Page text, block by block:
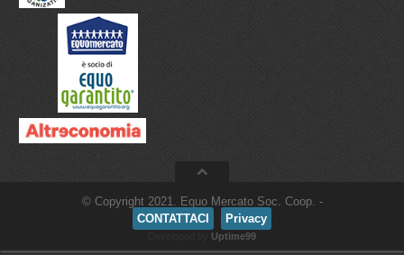
© Copyright 2021. Equo Mercato Soc. Coop. -
CONTATTACI
Privacy
Uptime99